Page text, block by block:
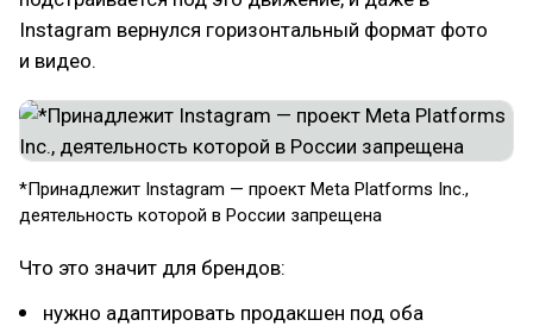
Instagram вернулся горизонтальный формат фото
и видео.
*Принадлежит Instagram — проект Meta Platforms Inc.,
деятельность которой в России запрещена
Что это значит для брендов:
нужно адаптировать продакшен под оба